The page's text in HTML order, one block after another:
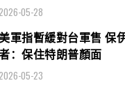
2026-05-28
軍指暫緩對台軍售 保
：保住特朗普顏面
2026-05-23